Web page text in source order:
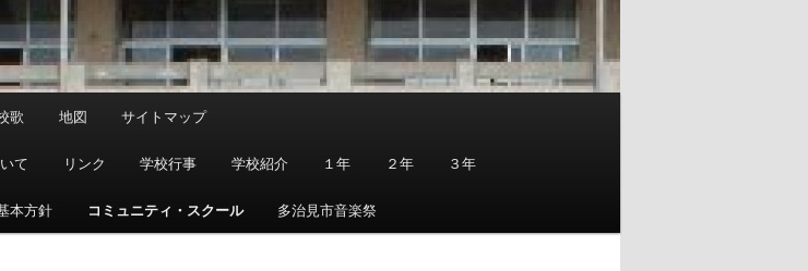
歌 地図 サイトマップ
て リンク 学校行事 学校紹介 １年 ２年 ３年
本方針 コミュニティ・スクール 多治見市音楽祭